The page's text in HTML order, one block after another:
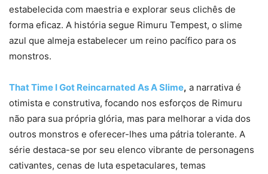
estabelecida com maestria e explorar seus clichês de
forma eficaz. A história segue Rimuru Tempest, o slime
azul que almeja estabelecer um reino pacífico para os
monstros.
That Time I Got Reincarnated As A Slime, a narrativa é
otimista e construtiva, focando nos esforços de Rimuru
não para sua própria glória, mas para melhorar a vida dos
outros monstros e oferecer-lhes uma pátria tolerante. A
série destaca-se por seu elenco vibrante de personagens
cativantes, cenas de luta espetaculares, temas